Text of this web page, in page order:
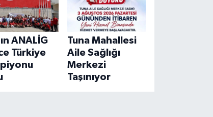
ANALİG
Türkiye
Tuna Mahallesi
Aile Sağlığı
Merkezi
Taşınıyor